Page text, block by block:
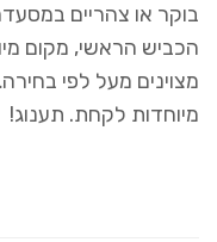
בוקר או צהריים
הכביש הראשי, מקום
מצוינים מעל לפי
מיוחדות לקחת. תענוג!